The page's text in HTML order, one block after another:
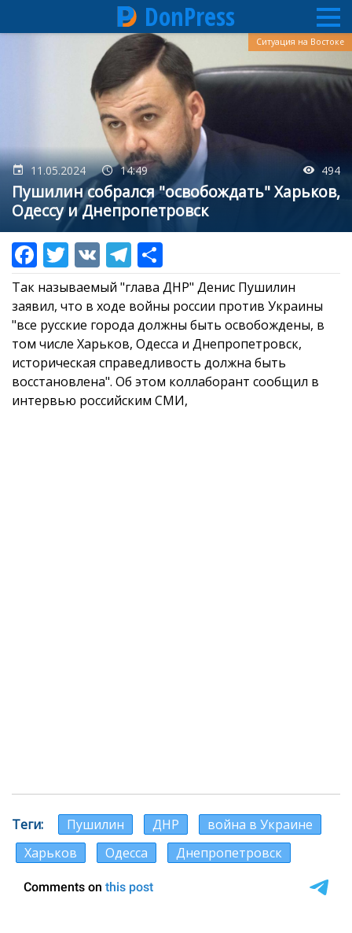
DonPress
11.05.2024 14:49 494
Пушилин собрался "освобождать" Харьков,
Одессу и Днепропетровск
Ситуация на Востоке
Так называемый "глава ДНР" Денис Пушилин
заявил, что в ходе войны россии против Украины
"все русские города должны быть освобождены, в
том числе Харьков, Одесса и Днепропетровск,
историческая справедливость должна быть
восстановлена". Об этом коллаборант сообщил в
интервью российским СМИ,
Теги Пушилин ДНР
война в Украине
Харьков
Одесса Днепропетровск